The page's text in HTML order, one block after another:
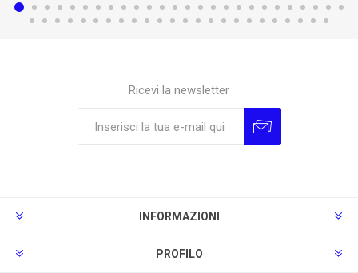
Ricevi la newsletter
INFORMAZIONI
PROFILO